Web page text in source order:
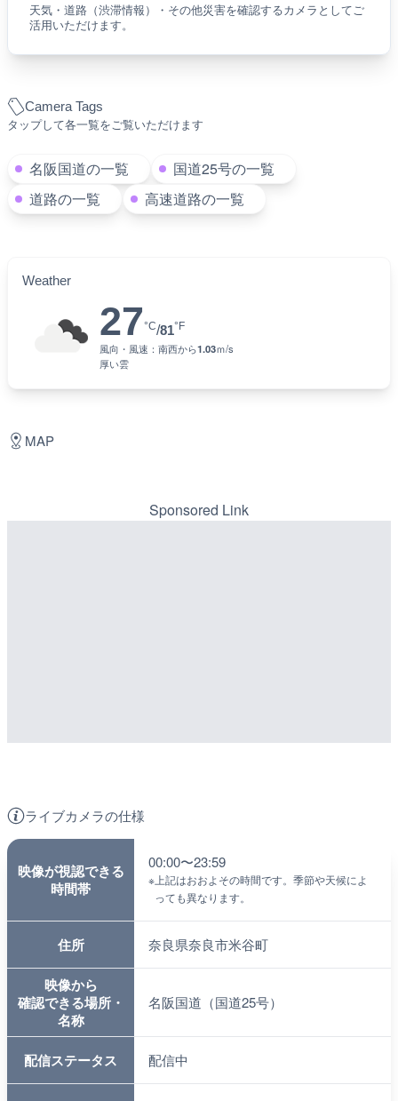
Camera Tags
タップして各一覧をご覧いただけます
名阪国道の一覧
国道25号の一覧
道路の一覧
高速道路の一覧
Weather
27°C/81°F
風向・風速： 南西から1.03ｍ/s
厚い雲
天気・道路（渋滞情報）・その他災害を確認するカメラとしてご
活用いただけます。
ライブカメラの仕様
映像が視認できる
時間帯
00:00〜23:59
※ 上記はおおよその時間です。季節や天候によ
っても異なります。
住所 奈良県奈良市米谷町
映像から
確認できる場所・
名称
名阪国道（国道25号）
配信ステータス 配信中
MAP
Sponsored Link